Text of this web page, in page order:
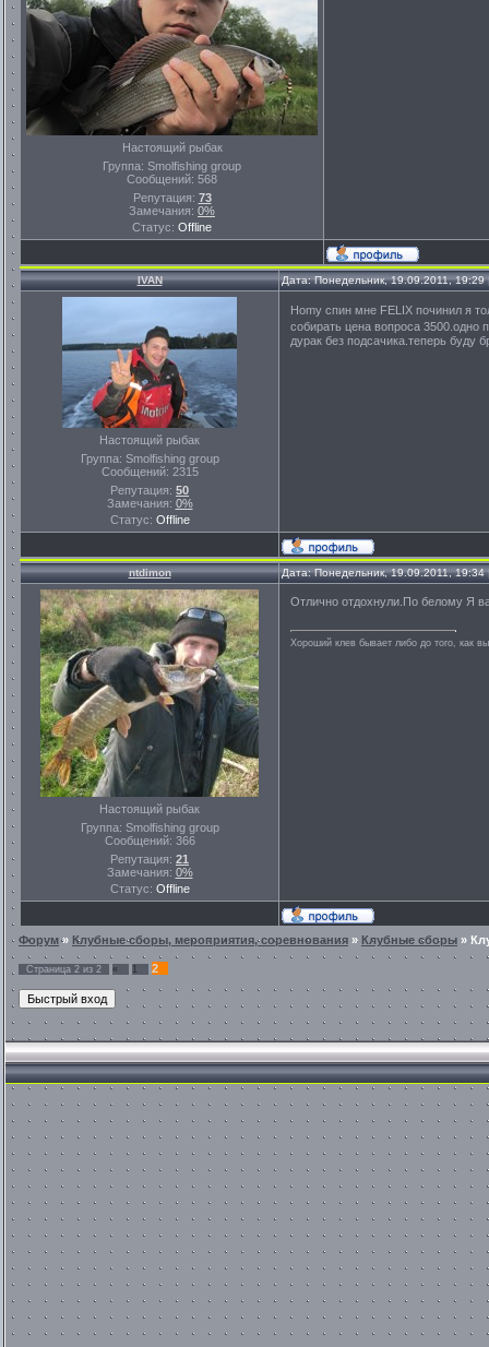
Настоящий рыбак
Группа: Smolfishing group
Сообщений: 568
Репутация: 73
Замечания: 0%
Статус: Offline
IVAN Дата: Понедельник, 19.09.2011,
Настоящий рыбак
Группа: Smolfishing group
Сообщений: 2315
Репутация: 50
Замечания: 0%
Статус: Offline
Homy спин мне FELIX починил я
собирать цена вопроса 3500.одно
дурак без подсачика.теперь буду
ntdimon Дата: Понедельник, 19.09.2011,
Настоящий рыбак
Группа: Smolfishing group
Сообщений: 366
Репутация: 21
Замечания: 0%
Статус: Offline
Отлично отдохнули.По белому Я
Хороший клев бывает либо до того, как
Форум» Клубные сборы, мероприятия, соревнования » Клубные сборы »
Страница 2 из 2 « 1 2